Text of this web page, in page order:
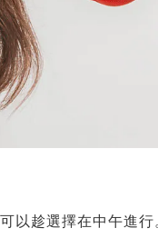
以趁選擇在中午進